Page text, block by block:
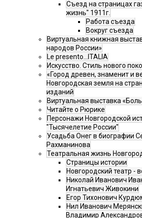
Cъезд на страницах
жизнь" 1911г.
Работа съезда
Вокруг съезда
Виртуальная книжная
народов России»
Le presento...ITALIA
Искусство. Стиль нового
«Город древен, знаменит и
Новгородская земля на
изданий
Виртуальная выставка
Читайте о Рюрике
Персонажи Новгородской
"Тысячелетие России"
Усадьба Онег в биографии
Рахманинова
Театральная жизнь
Страницы истории
Новгородский театр -
Николай Иванович
Игнатьевич Живокини
Егор Тихонович
Нил Иванович
Владимир